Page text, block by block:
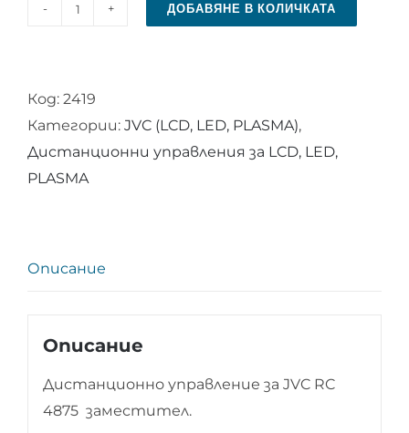
количество
управление
за
JVC
RC
ДОБАВЯНЕ В КОЛИЧКАТА
Код: 2419
Категории: JVC (LCD, LED, PLASMA),
Дистанционни управления за LCD, LED,
PLASMA
Описание
Описание
Дистанционно управление за JVC RC
4875 заместител.